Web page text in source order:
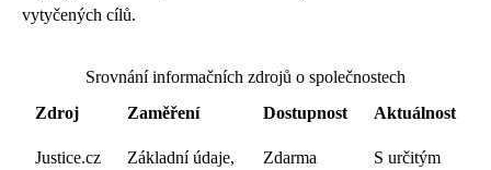
vytyčených cílů.
Srovnání informačních zdrojů o společnostech
Zdroj
Zaměření Dostupnost Aktuálnost
Justice.cz
Základní údaje,
Zdarma
S určitým